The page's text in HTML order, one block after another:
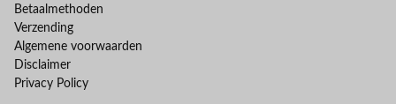
Betaalmethoden
Verzending
Algemene voorwaarden
Disclaimer
Privacy Policy